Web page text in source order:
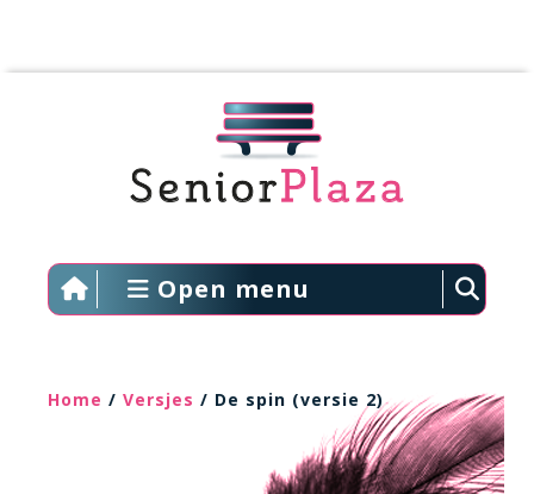
Open menu
Home / Versjes / De spin (versie 2)